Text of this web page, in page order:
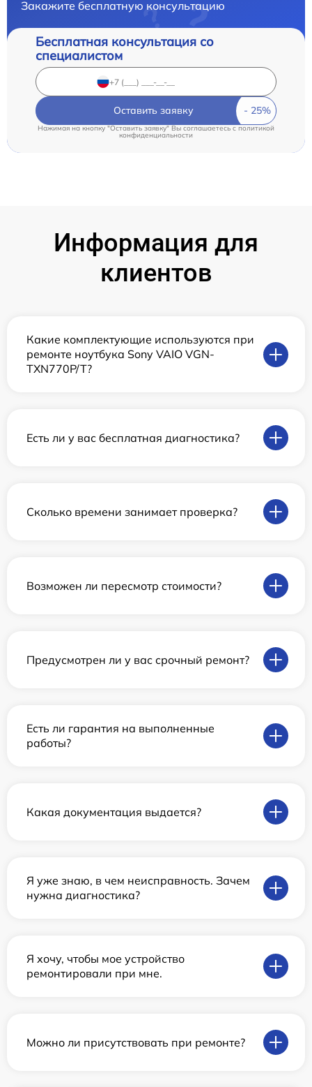
Закажите бесплатную консультацию
Бесплатная консультация со
специалистом
Оставить заявку
Нажимая на кнопку "Оставить заявку" Вы соглашаетесь c политикой
конфиденциальности
Информация для
клиентов
Какие комплектующие используются при
ремонте ноутбука Sony VAIO VGN-
TXN770P/T?
Есть ли у вас бесплатная диагностика?
Сколько времени занимает проверка?
Возможен ли пересмотр стоимости?
Предусмотрен ли у вас срочный ремонт?
Есть ли гарантия на выполненные
работы?
Какая документация выдается?
Я уже знаю, в чем неисправность. Зачем
нужна диагностика?
Я хочу, чтобы мое устройство
ремонтировали при мне.
Можно ли присутствовать при ремонте?